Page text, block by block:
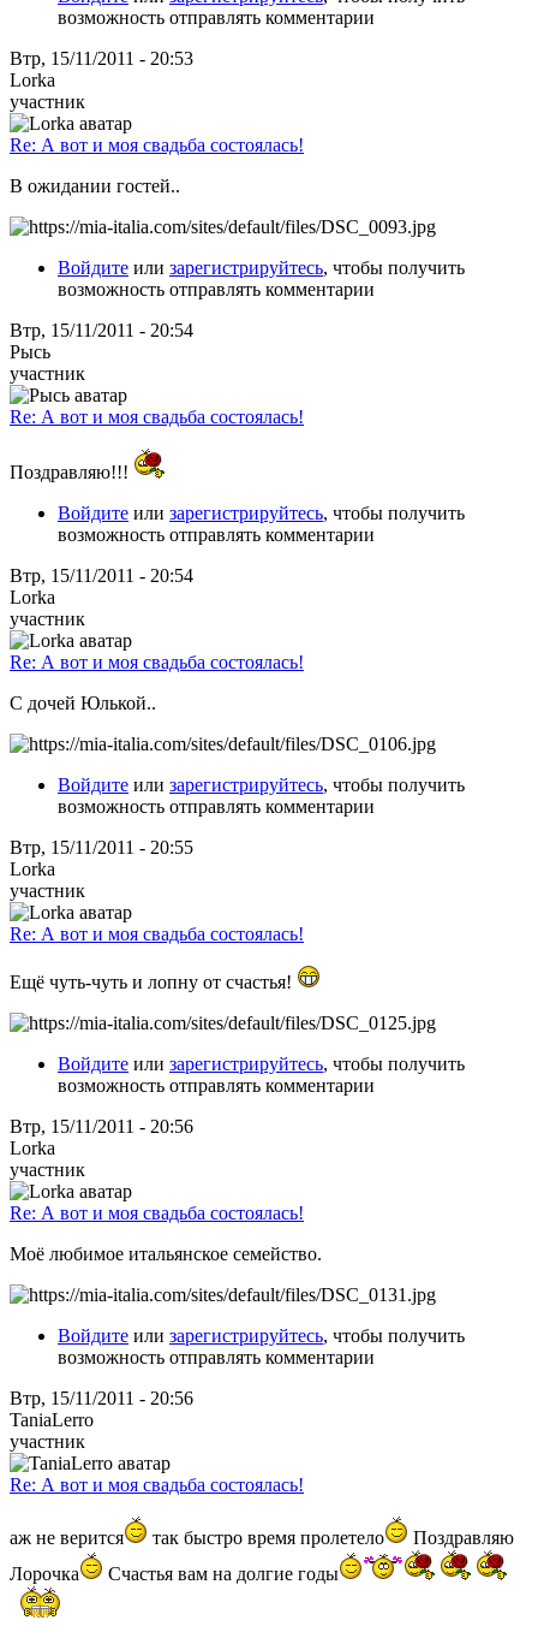
возможность отправлять комментарии
Втр, 15/11/2011 - 20:53
Lorka
участник
Re: А вот и моя свадьба состоялась!
В ожидании гостей..
Войдите или зарегистрируйтесь, чтобы получить
возможность отправлять комментарии
Втр, 15/11/2011 - 20:54
Рысь
участник
Re: А вот и моя свадьба состоялась!
Поздравляю!!!
Войдите или зарегистрируйтесь, чтобы получить
возможность отправлять комментарии
Втр, 15/11/2011 - 20:54
Lorka
участник
Re: А вот и моя свадьба состоялась!
С дочей Юлькой..
Войдите или зарегистрируйтесь, чтобы получить
возможность отправлять комментарии
Втр, 15/11/2011 - 20:55
Lorka
участник
Re: А вот и моя свадьба состоялась!
Ещё чуть-чуть и лопну от счастья!
Войдите или зарегистрируйтесь, чтобы получить
возможность отправлять комментарии
Втр, 15/11/2011 - 20:56
Lorka
участник
Re: А вот и моя свадьба состоялась!
Моё любимое итальянское семейство.
Войдите или зарегистрируйтесь, чтобы получить
возможность отправлять комментарии
Втр, 15/11/2011 - 20:56
TaniaLerro
участник
Re: А вот и моя свадьба состоялась!
аж не верится так быстро время пролетело
Поздравляю
Лорочка
Счастья вам на долгие годы